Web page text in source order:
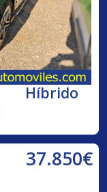
Híbrido
37.850€